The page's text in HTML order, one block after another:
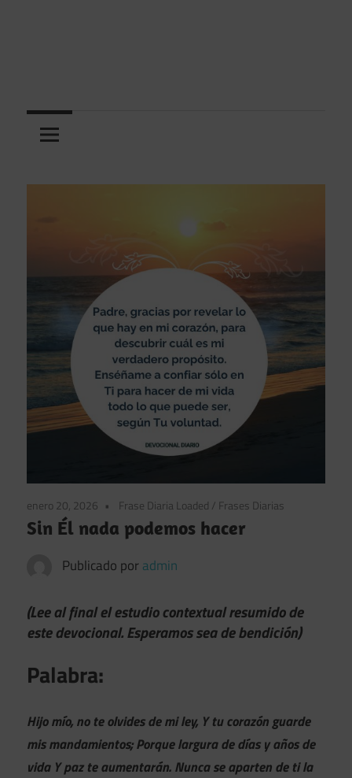
enero 20, 2026 Frase Diaria Loaded / Frases Diarias
Sin Él nada podemos hacer
Publicado por admin
(Lee al final el estudio contextual resumido de
este devocional. Esperamos sea de bendición)
Palabra:
Hijo mío, no te olvides de mi ley, Y tu corazón guarde
mis mandamientos; Porque largura de días y años de
vida Y paz te aumentarán. Nunca se aparten de ti la